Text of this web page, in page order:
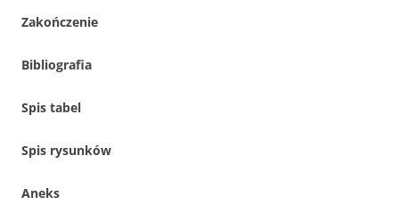
Zakończenie
Bibliografia
Spis tabel
Spis rysunków
Aneks